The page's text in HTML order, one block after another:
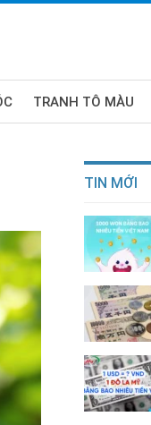
TRANH TÔ MÀU
TIN MỚI